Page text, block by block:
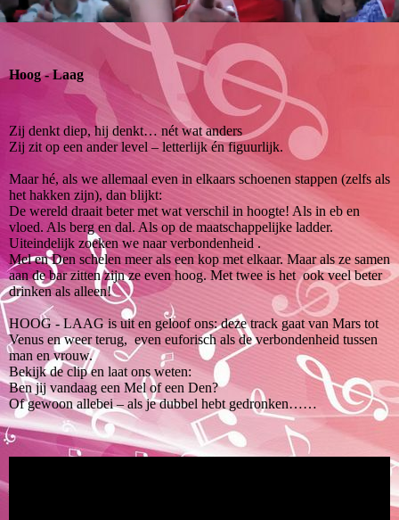
Hoog - Laag
Zij denkt diep, hij denkt… nét wat anders
Zij zit op een ander level – letterlijk én figuurlijk.
Maar hé, als we allemaal even in elkaars schoenen stappen (zelfs als
het hakken zijn), dan blijkt:
De wereld draait beter met wat verschil in hoogte! Als in eb en
vloed. Als berg en dal. Als op de maatschappelijke ladder.
Uiteindelijk zoeken we naar verbondenheid .
Mel en Den schelen meer als een kop met elkaar. Maar als ze samen
aan de bar zitten zijn ze even hoog. Met twee is het ook veel beter
drinken als alleen!
HOOG - LAAG is uit en geloof ons: deze track gaat van Mars tot
Venus en weer terug, even euforisch als de verbondenheid tussen
man en vrouw.
Bekijk de clip en laat ons weten:
Ben jij vandaag een Mel of een Den?
Of gewoon allebei – als je dubbel hebt gedronken……